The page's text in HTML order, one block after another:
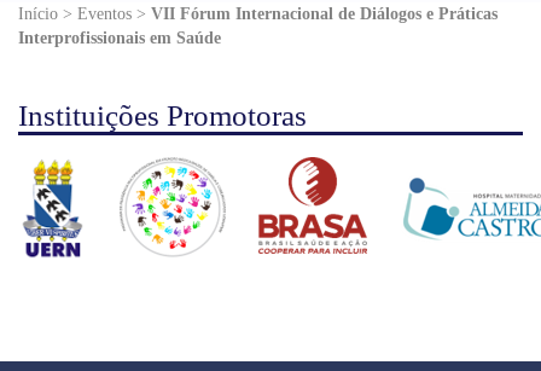
Início > Eventos > VII Fórum Internacional de Diálogos e Práticas
Interprofissionais em Saúde
Instituições Promotoras